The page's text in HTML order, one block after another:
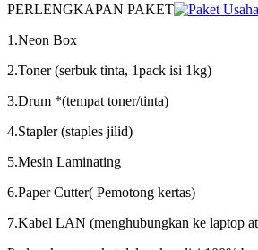
PERLENGKAPAN PAKET
1.Neon Box
2.Toner (serbuk tinta, 1pack isi 1kg)
3.Drum *(tempat toner/tinta)
4.Stapler (staples jilid)
5.Mesin Laminating
6.Paper Cutter( Pemotong kertas)
7.Kabel LAN (menghubungkan ke laptop